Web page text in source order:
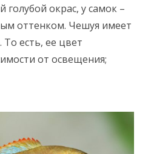
окрас, у самок –
оттенком. Чешуя имеет
То есть, ее цвет
от освещения;